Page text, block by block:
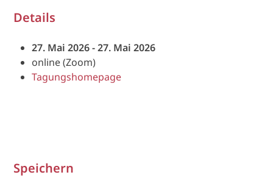
Details
27. Mai 2026 - 27. Mai 2026
online (Zoom)
Tagungshomepage
Speichern